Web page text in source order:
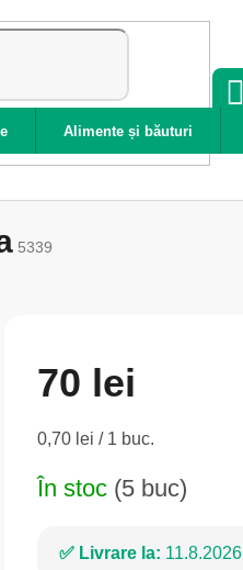
Alimente și băuturi
5339
70 lei
Evaluare
0,70 lei / 1 buc.
În stoc (5 buc)
Livrare la: 11.8.2026